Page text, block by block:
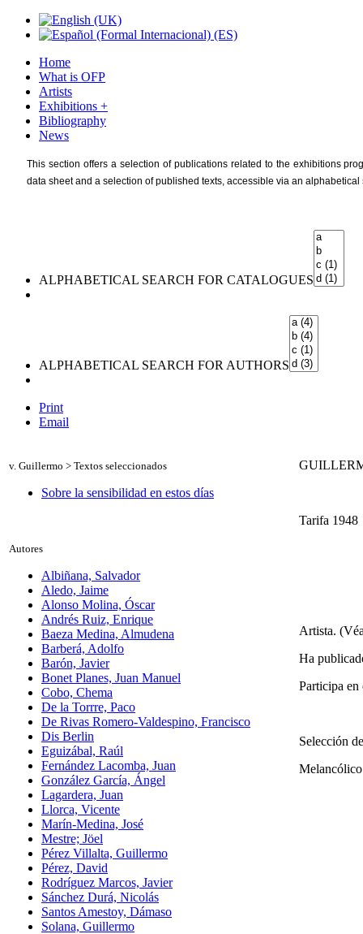
Home
What is OFP
Artists
Exhibitions +
Bibliography
News
This section offers a selection of publications related to the exhibitions
data sheet and a selection of published texts, accessible via an
ALPHABETICAL SEARCH FOR CATALOGUES
ALPHABETICAL SEARCH FOR AUTHORS
Print
Email
v. Guillermo > Textos seleccionados
Sobre la sensibilidad en estos días
Autores
Albiñana, Salvador
Aledo, Jaime
Alonso Molina, Óscar
Andrés Ruiz, Enrique
Baeza Medina, Almudena
Barberá, Adolfo
Barón, Javier
Bonet Planes, Juan Manuel
Cobo, Chema
De la Torrre, Paco
De Rivas Romero-Valdespino, Francisco
Dis Berlin
Eguizábal, Raúl
Fernández Lacomba, Juan
González García, Ángel
Lagardera, Juan
Llorca, Vicente
Marín-Medina, José
Mestre; Jöel
Pérez Villalta, Guillermo
Pérez, David
Rodríguez Marcos, Javier
Sánchez Durá, Nicolás
Santos Amestoy, Dámaso
Solana, Guillermo
Tarifa 1948
Artista.
Ha
Participa
Selección